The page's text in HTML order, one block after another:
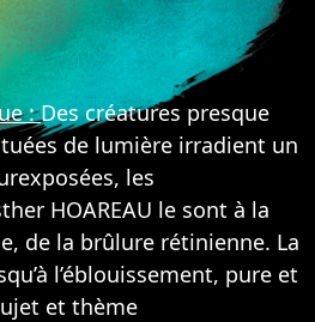
:Des créatures presque
de lumière irradient un
les
HOAREAU le sont à la
de la brûlure rétinienne. La
l’éblouissement, pure et
et thème